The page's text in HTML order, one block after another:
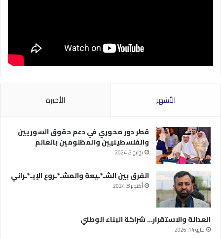
الأشهر الأخيرة
قطر دور محوري في دعم حقوق السوريين
والفلسطينيين والمظلومين بالعالم
يوليو 3, 2024
الفرق بين الشـ*ـيعة والمشـ*ـروع الإيـ*ـراني
أكتوبر 8, 2024
العدالة والاستقرار… شراكة البناء الوطني
مايو 14, 2026